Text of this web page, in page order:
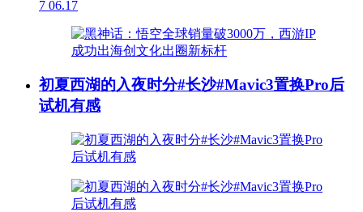
7 06.17
初夏西湖的入夜时分#长沙#Mavic3置换Pro后
试机有感